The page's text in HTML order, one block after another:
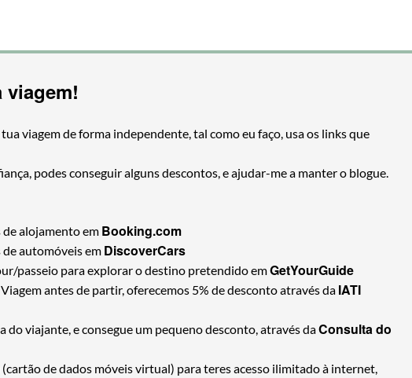
viagem!
viagem de forma independente, tal como eu faço, usa os links que
podes conseguir alguns descontos, e ajudar-me a manter o blogue.
de alojamento em Booking.com
de automóveis em DiscoverCars
passeio para explorar o destino pretendido emGetYourGuide
antes de partir, oferecemos 5% de desconto através da IATI
do viajante, e consegue um pequeno desconto, através daConsulta do
de dados móveis virtual) para teres acesso ilimitado à internet,